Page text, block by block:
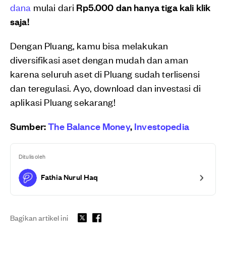
dana mulai dari Rp5.000 dan hanya tiga kali klik
saja!
Dengan Pluang, kamu bisa melakukan
diversifikasi aset dengan mudah dan aman
karena seluruh aset di Pluang sudah terlisensi
dan teregulasi. Ayo, download dan investasi di
aplikasi Pluang sekarang!
Sumber:The Balance Money,Investopedia
Ditulis oleh
Fathia Nurul Haq
Bagikan artikel ini